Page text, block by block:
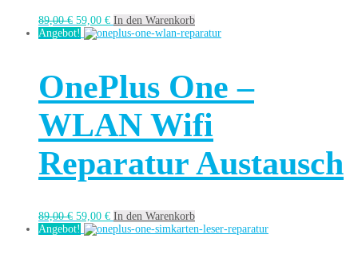
89,00€ 59,00 € In den Warenkorb
Angebot!
OnePlus One –
WLAN Wifi
Reparatur Austausch
89,00€ 59,00 € In den Warenkorb
Angebot!